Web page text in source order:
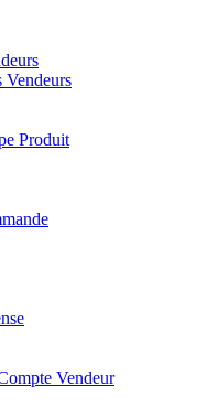
Vendeurs
Produit
Vendeur